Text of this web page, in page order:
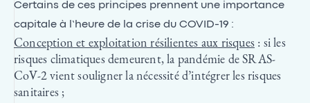
Certains de ces principes prennent une importance
capitale à l’heure de la crise du COVID-19 :
Conception et exploitation résilientes aux risques : si les
risques climatiques demeurent, la pandémie de SRAS-
CoV-2 vient souligner la nécessité d’intégrer les risques
sanitaires ;